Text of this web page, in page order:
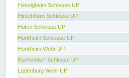
Hessigheim Schleuse UP
Hirschhorn Schleuse UP
Hofen Schleuse UP
Horkheim Schleuse UP
Horkheim Wehr UP
Kochendorf Schleuse UP
Ladenburg Wehr UP